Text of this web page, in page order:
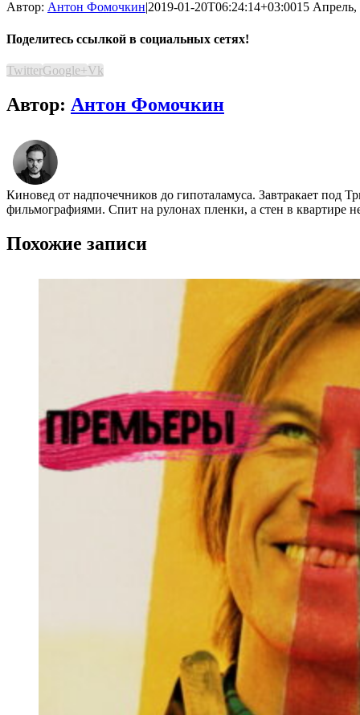
Автор: Антон Фомочкин|2019-01-20T06:24:14+03:0015 Апрель,
Поделитесь ссылкой в социальных сетях!
TwitterGoogle+Vk
Автор: Антон Фомочкин
Киновед от надпочечников до гипоталамуса. Завтракает
фильмографиями. Спит на рулонах пленки, а стен в квартире
Похожие записи